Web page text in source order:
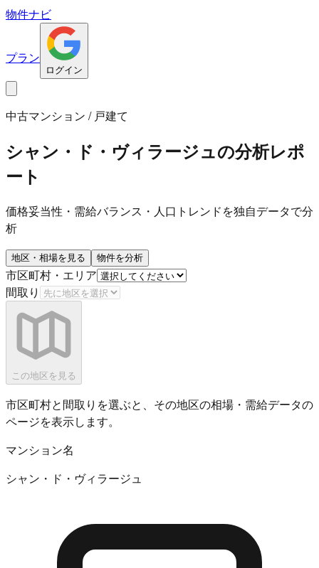
物件ナビ
プラン
ログイン
中古マンション / 戸建て
シャン・ド・ヴィラージュの分析レポ
ート
価格妥当性・需給バランス・人口トレンドを独自データで分
析
地区・相場を見る 物件を分析
市区町村・エリア
間取り
この地区を見る
市区町村と間取りを選ぶと、その地区の相場・需給データの
ページを表示します。
マンション名
シャン・ド・ヴィラージュ